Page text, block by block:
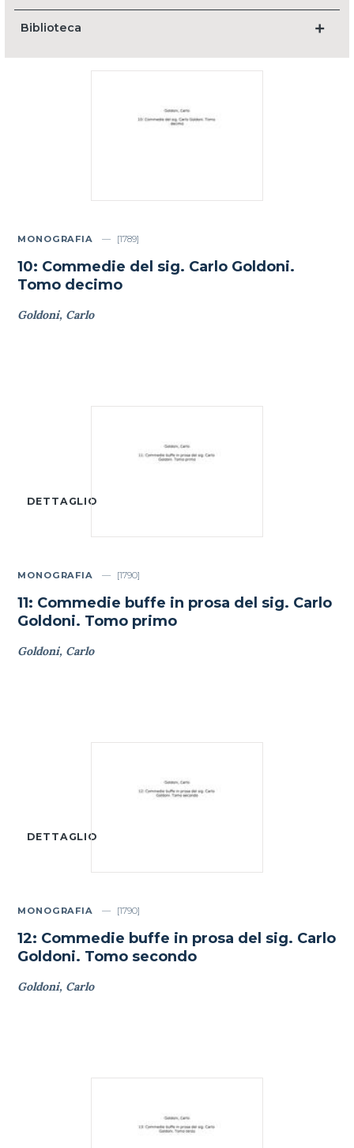
Biblioteca
MONOGRAFIA [1789]
10: Commedie del sig. Carlo Goldoni.
Tomo decimo
Goldoni, Carlo
DETTAGLIO
MONOGRAFIA [1790]
11: Commedie buffe in prosa del sig. Carlo
Goldoni. Tomo primo
Goldoni, Carlo
DETTAGLIO
MONOGRAFIA [1790]
12: Commedie buffe in prosa del sig. Carlo
Goldoni. Tomo secondo
Goldoni, Carlo